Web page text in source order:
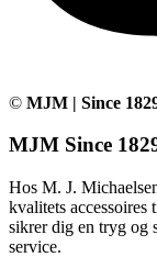
© MJM | Since
MJM Since
Hos M. J.
kvalitets accessoires
sikrer dig en tryg og
service.